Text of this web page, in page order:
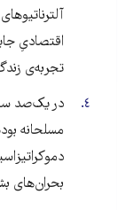
اقتصادیِ
تجربه‌ی
در یک‌صد
مسلحانه
بحران‌های